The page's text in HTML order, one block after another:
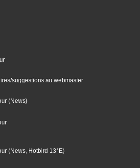
suggestions au webmaster
(News)
(News, Hotbird 13°E)